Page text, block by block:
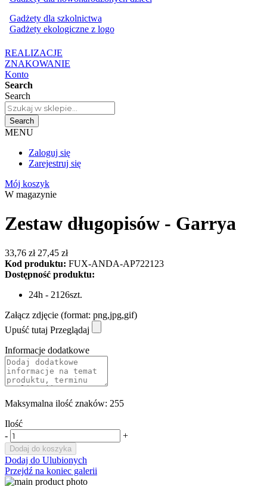
Gadżety dla szkolnictwa
Gadżety ekologiczne z logo
REALIZACJE
ZNAKOWANIE
Konto
Search
Search
Search
MENU
Zaloguj się
Zarejestruj się
Mój koszyk
W magazynie
Zestaw długopisów - Garrya
33,76 zł 27,45 zł
Kod produktu: FUX-ANDA-AP722123
Dostępność produktu:
24h - 2126szt.
Załącz zdjęcie (format: png,jpg,gif)
Upuść tutaj Przeglądaj
Informacje dodatkowe
Maksymalna ilość znaków: 255
Ilość
-
+
Dodaj do koszyka
Dodaj do Ulubionych
Przejdź na koniec galerii